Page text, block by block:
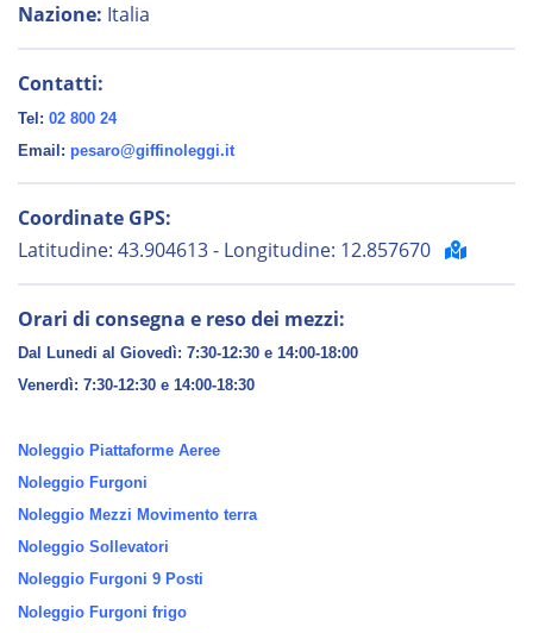
Nazione: Italia
Contatti:
Tel: 02 800 24
Email: pesaro@giffinoleggi.it
Coordinate GPS:
Latitudine: 43.904613 - Longitudine: 12.857670
Orari di consegna e reso dei mezzi:
Dal Lunedi al Giovedì: 7:30-12:30 e 14:00-18:00
Venerdì: 7:30-12:30 e 14:00-18:30
Noleggio Piattaforme Aeree
Noleggio Furgoni
Noleggio Mezzi Movimento terra
Noleggio Sollevatori
Noleggio Furgoni 9 Posti
Noleggio Furgoni frigo